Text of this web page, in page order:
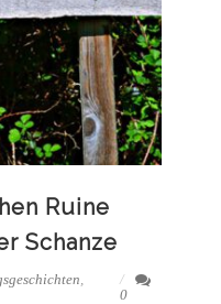
Ruine
Schanze
,
0